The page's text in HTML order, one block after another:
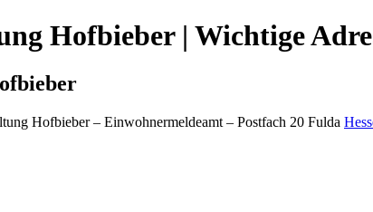
Hofbieber | Wichtige
Hofbieber – Einwohnermeldeamt – Postfach 20 Fulda